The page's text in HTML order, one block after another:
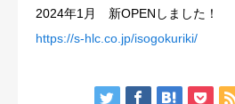
2024年1月 新OPENしました！
https://s-hlc.co.jp/isogokuriki/